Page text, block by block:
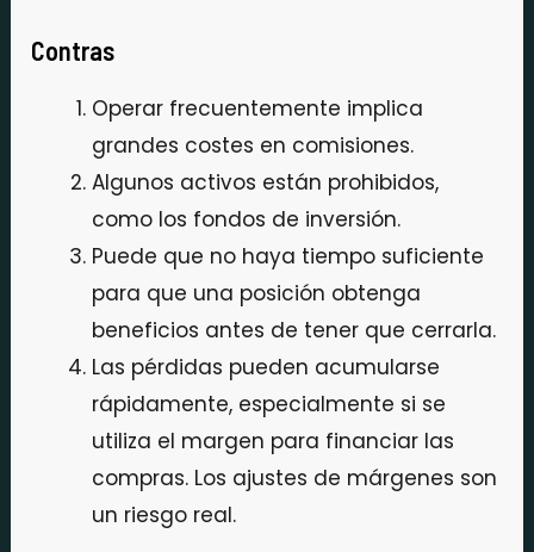
Contras
Operar frecuentemente implica
grandes costes en comisiones.
Algunos activos están prohibidos,
como los fondos de inversión.
Puede que no haya tiempo suficiente
para que una posición obtenga
beneficios antes de tener que cerrarla.
Las pérdidas pueden acumularse
rápidamente, especialmente si se
utiliza el margen para financiar las
compras. Los ajustes de márgenes son
un riesgo real.